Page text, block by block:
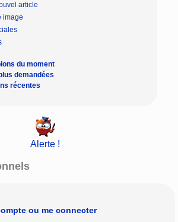
article
image
du moment
demandées
récentes
Alerte !
ou me connecter